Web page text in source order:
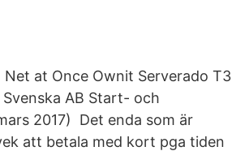
at Once Ownit Serverado T3
AB Start- och
2017) Det enda som är
att betala med kort pga tiden